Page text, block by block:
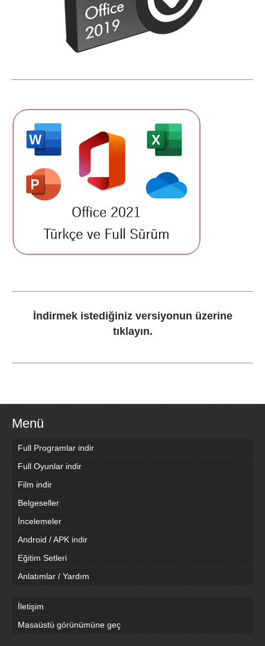
İndirmek istediğiniz versiyonun üzerine
tıklayın.
Menü
Full Programlar indir
Full Oyunlar indir
Film indir
Belgeseller
İncelemeler
Android / APK indir
Eğitim Setleri
Anlatımlar / Yardım
İletişim
Masaüstü görünümüne geç